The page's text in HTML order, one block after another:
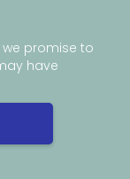
promise to
have